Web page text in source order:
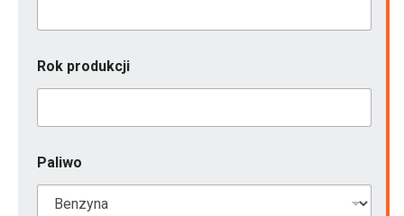
k
k
o
n
a
t
Rok produkcji
Paliwo